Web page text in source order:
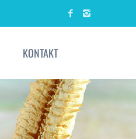
KONTAKT